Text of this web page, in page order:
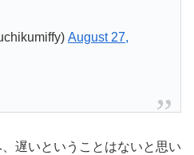
August 27,
遅いということはないと思い